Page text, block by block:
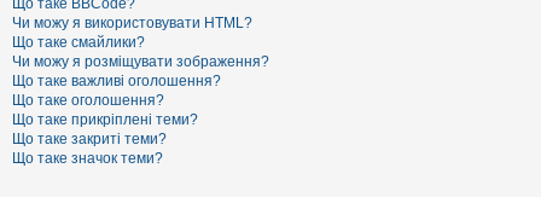
о
ш
у
к
Д
о
п
Що таке BBCode?
Чи можу я використовувати HTML?
Що таке смайлики?
Чи можу я розміщувати зображення?
Що таке важливі оголошення?
Що таке оголошення?
Що таке прикріплені теми?
Що таке закриті теми?
Що таке значок теми?